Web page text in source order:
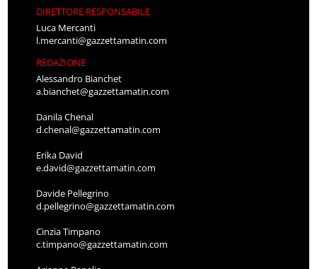
DIRETTORE RESPONSABILE
Luca Mercanti
l.mercanti@gazzettamatin.com
REDAZIONE
Alessandro Bianchet
a.bianchet@gazzettamatin.com
Danila Chenal
d.chenal@gazzettamatin.com
Erika David
e.david@gazzettamatin.com
Davide Pellegrino
d.pellegrino@gazzettamatin.com
Cinzia Timpano
c.timpano@gazzettamatin.com